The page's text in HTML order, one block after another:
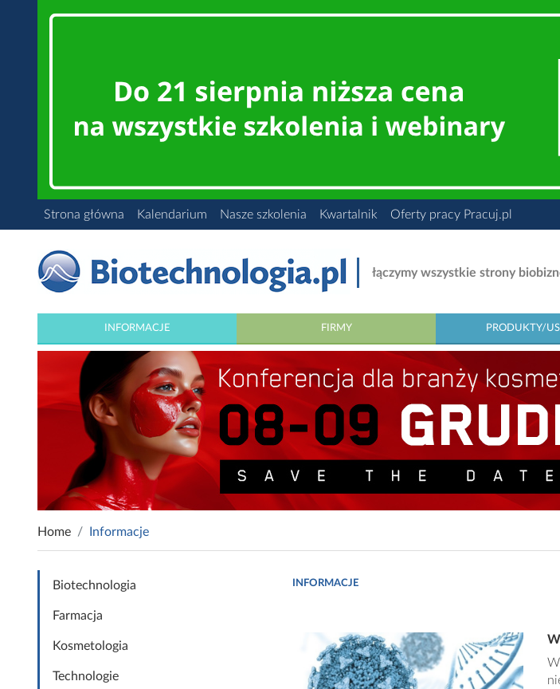
Strona główna Kalendarium Nasze szkolenia Kwartalnik Oferty pracy Pracuj.pl
łączymy wszystkie strony
INFORMACJE FIRMY PRODUKTY/
Home Informacje
Biotechnologia
Farmacja
Kosmetologia
Technologie
INFORMACJE